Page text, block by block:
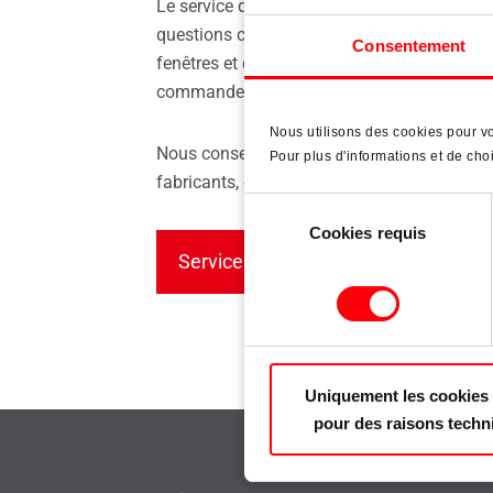
Consentement
Nous utilisons des cookies pour
Pour plus d'informations et de
du
Cookies requis
Uniquement les
pour des raisons
Pièces de rechange pour fenêtres
Le service des pièces de rechange Roto
questions concernant les pièces de
fenêtres et de portes Roto, les lucarnes et
commande en ligne.
Nous conseillons et fournissons tous les
fabricants, entreprises de services et
Service de pièces de rechange Roto